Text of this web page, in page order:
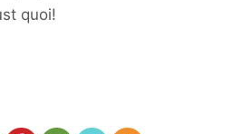
quoi!